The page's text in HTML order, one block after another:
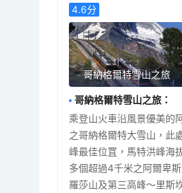
4.6分
哥納格爾特雪山之旅
哥納格爾特雪山之旅 ：
乘登山火車沿風景優美的
之哥納格爾特大雪山，此
峰最佳位罝，馬特洪峰海
多個超過4千米之阿爾卑
羅莎山及第三高峰～里斯